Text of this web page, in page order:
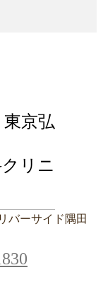
東京弘
リニ
バーサイド隅田